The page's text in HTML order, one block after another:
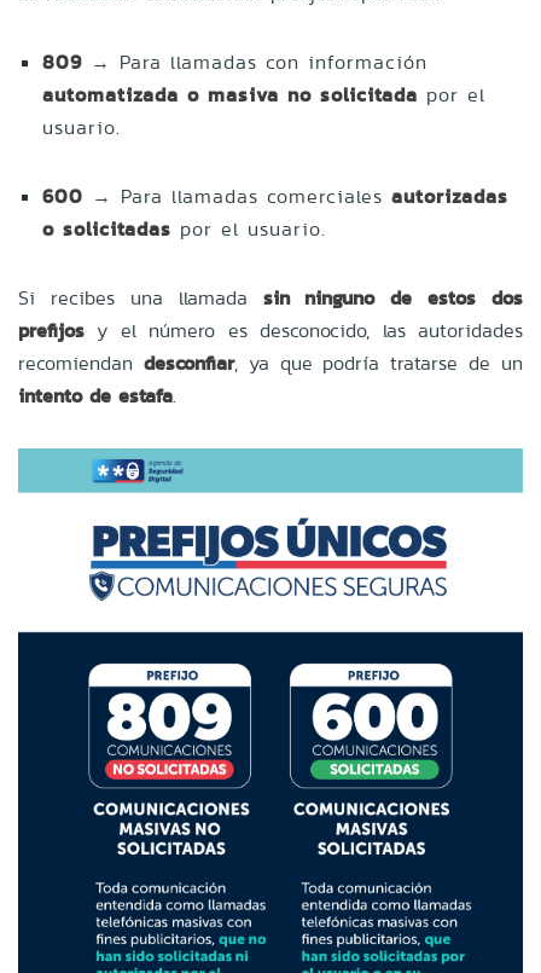
809 → Para llamadas con información
automatizada o masiva no solicitada por el
usuario.
600 → Para llamadas comerciales autorizadas
o solicitadas por el usuario.
Si recibes una llamada sin ninguno de estos dos
prefijos y el número es desconocido, las autoridades
recomiendan desconfiar, ya que podría tratarse de un
intento de estafa.